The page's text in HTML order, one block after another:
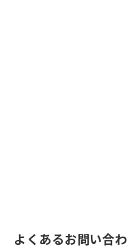
よくあるお問い合